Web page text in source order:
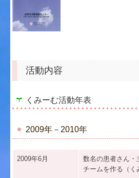
活動内容
くみーむ活動年表
2009年－2010年
2009年6月
数名の患者さん・
チームを作る（く